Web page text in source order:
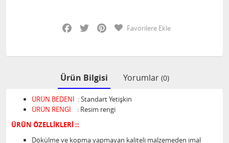
Facebook
Twitter PinterestFavorilere Ekle
Ürün Bilgisi Yorumlar (0)
ÜRÜN BEDENİ : Standart Yetişkin
ÜRÜN RENGİ
: Resim rengi
ÜRÜN ÖZELLİKLERİ ::
Dökülme ve kopma yapmayan kaliteli malzemeden imal